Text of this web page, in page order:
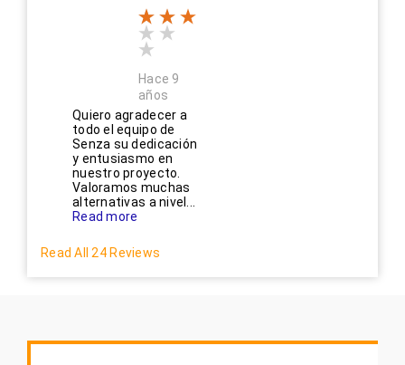
Hace 9
años
Quiero agradecer a
todo el equipo de
Senza su dedicación
y entusiasmo en
nuestro proyecto.
Valoramos muchas
alternativas a nivel...
Read more
Read All 24 Reviews